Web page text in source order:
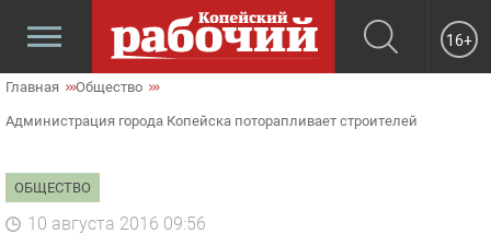
16+
Главная Общество
Администрация города Копейска поторапливает строителей
ОБЩЕСТВО
10 августа 2016 09:56